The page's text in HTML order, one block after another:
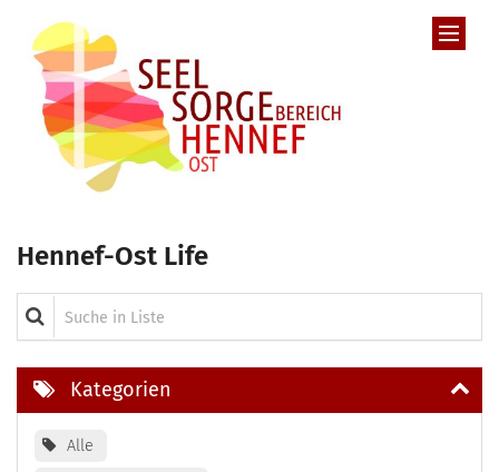
Hennef-Ost Life
Suche in Liste
Kategorien
Alle